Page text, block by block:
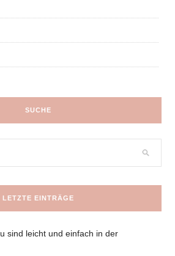
SUCHE
LETZTE EINTRÄGE
sind leicht und einfach in der